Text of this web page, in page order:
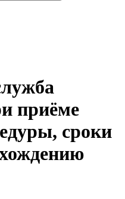
приёме
сроки